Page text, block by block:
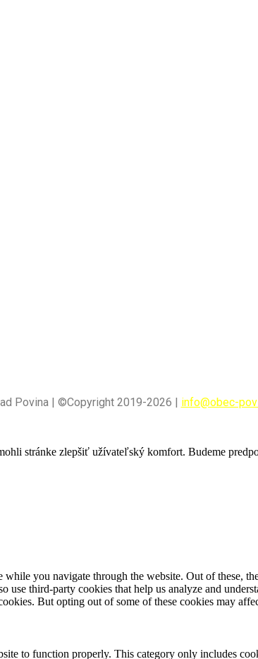
Povina | ©Copyright 2019-2026 | info@obec-
stránke zlepšiť užívateľský komfort. Budeme
you navigate through the website. Out of these,
use third-party cookies that help us analyze and
But opting out of some of these cookies may
to function properly. This category only includes